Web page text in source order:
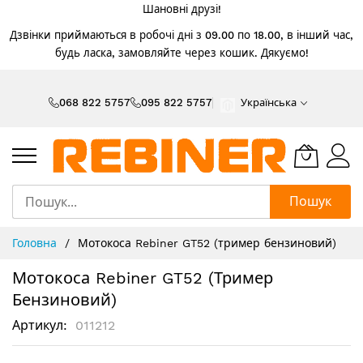
Шановні друзі!
Дзвінки приймаються в робочі дні з 09.00 по 18.00, в інший час,
будь ласка, замовляйте через кошик. Дякуємо!
068 822 5757 095 822 5757 Українська
Пошук
Головна Мотокоса Rebiner GT52 (тример бензиновий)
Мотокоса Rebiner GT52 (тример
Бензиновий)
Артикул 011212